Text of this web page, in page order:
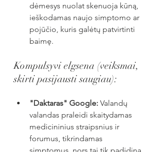
dėmesys nuolat skenuoja kūną,
ieškodamas naujo simptomo ar
pojūčio, kuris galėtų patvirtinti
baimę.
Kompulsyvi elgsena (veiksmai,
skirti pasijausti saugiau):
"Daktaras" Google: Valandų
valandas praleidi skaitydamas
medicininius straipsnius ir
forumus, tikrindamas
simptomus, nors tai tik padidina